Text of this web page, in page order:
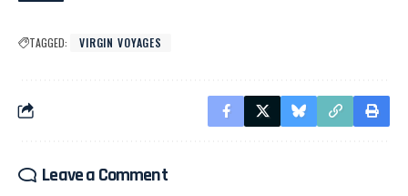
TAGGED: VIRGIN VOYAGES
Leave a Comment